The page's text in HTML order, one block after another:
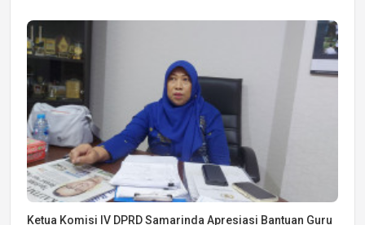
Ketua Komisi IV DPRD Samarinda Apresiasi Bantuan Guru